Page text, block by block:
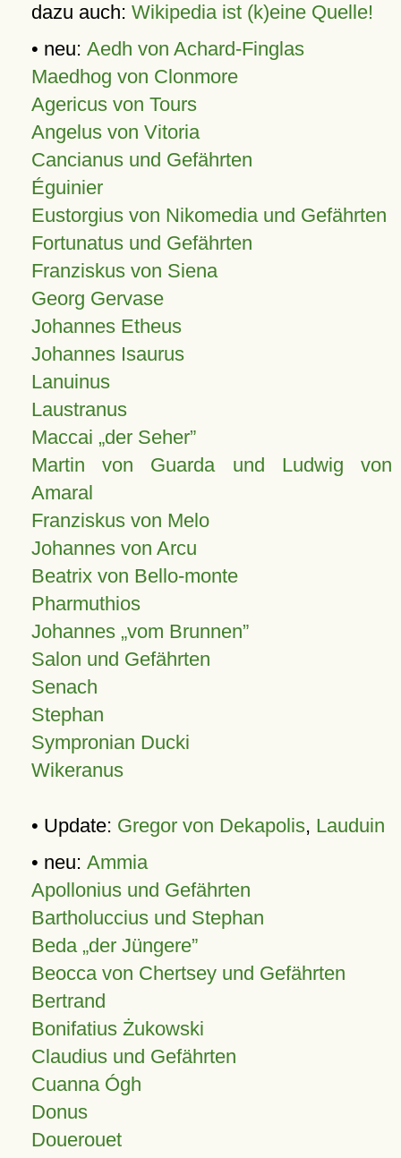
dazu auch: Wikipedia ist (k)eine Quelle!
• neu: Aedh von Achard-Finglas
Maedhog von Clonmore
Agericus von Tours
Angelus von Vitoria
Cancianus und Gefährten
Éguinier
Eustorgius von Nikomedia und Gefährten
Fortunatus und Gefährten
Franziskus von Siena
Georg Gervase
Johannes Etheus
Johannes Isaurus
Lanuinus
Laustranus
Maccai „der Seher”
Martin von Guarda und Ludwig von
Amaral
Franziskus von Melo
Johannes von Arcu
Beatrix von Bello-monte
Pharmuthios
Johannes vom Brunnen
Salon und Gefährten
Senach
Stephan
Sympronian Ducki
Wikeranus
• Update: Gregor von Dekapolis, Lauduin
• neu: Ammia
Apollonius und Gefährten
Bartholuccius und Stephan
Beda „der Jüngere”
Beocca von Chertsey und Gefährten
Bertrand
Bonifatius Żukowski
Claudius und Gefährten
Cuanna Ógh
Donus
Douerouet